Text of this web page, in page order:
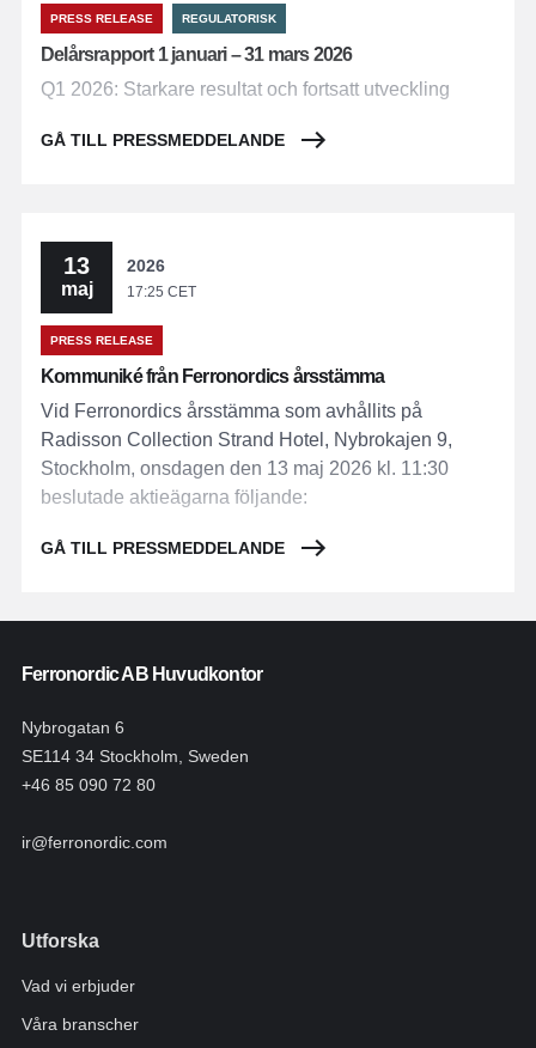
PRESS RELEASE REGULATORISK
Delårsrapport 1 januari – 31 mars 2026
Q1 2026: Starkare resultat och fortsatt utveckling
GÅ TILL PRESSMEDDELANDE
13
maj
2026
17:25 CET
PRESS RELEASE
Kommuniké från Ferronordics årsstämma
Vid Ferronordics årsstämma som avhållits på
Radisson Collection Strand Hotel, Nybrokajen 9,
Stockholm, onsdagen den 13 maj 2026 kl. 11:30
beslutade aktieägarna följande:
GÅ TILL PRESSMEDDELANDE
Ferronordic AB Huvudkontor
Nybrogatan 6
SE114 34 Stockholm, Sweden
+46 85 090 72 80
ir@ferronordic.com
Utforska
Vad vi erbjuder
Våra branscher